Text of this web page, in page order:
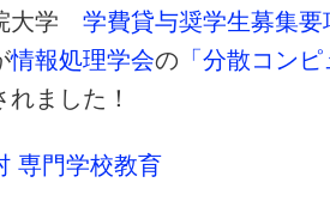
大学学費貸与奨学生募集要
情報処理学会の 「分散コン
れました！
専門学校教育